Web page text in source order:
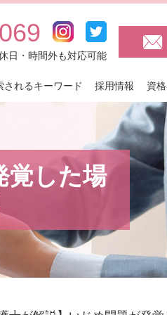
覚した場
日・時間外も対応可能
されるキーワード 採用情報 資